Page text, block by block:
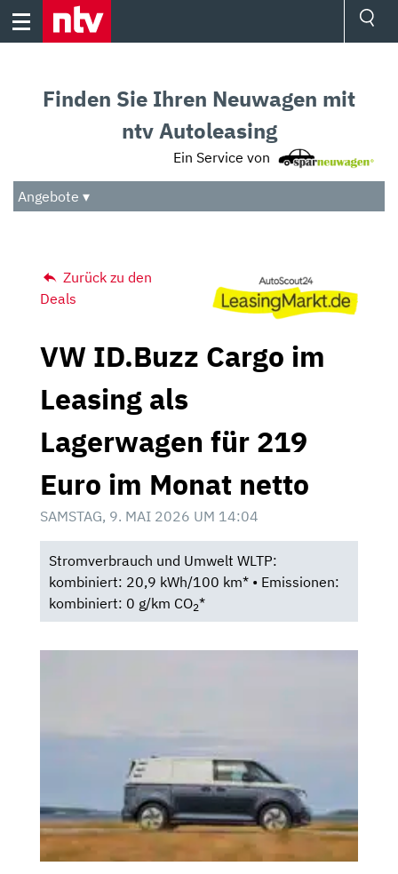
Skip
Audio
Das Beste
Finden Sie Ihren Neuwagen mit
ntv Autoleasing
Ein Service von
Angebote ▾
Zurück zu den
Deals
VW ID.Buzz Cargo im
Leasing als
Lagerwagen für 219
Euro im Monat netto
SAMSTAG, 9. MAI 2026 UM 14:04
Stromverbrauch und Umwelt WLTP:
kombiniert: 20,9 kWh/100 km* • Emissionen:
kombiniert: 0 g/km CO2*